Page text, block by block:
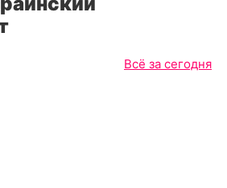
Всё за сегодня